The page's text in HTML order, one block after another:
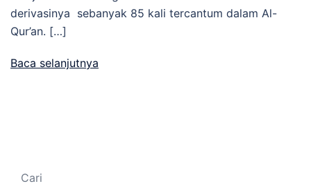
derivasinya sebanyak 85 kali tercantum dalam Al-
Qur’an. […]
Baca selanjutnya
Cari